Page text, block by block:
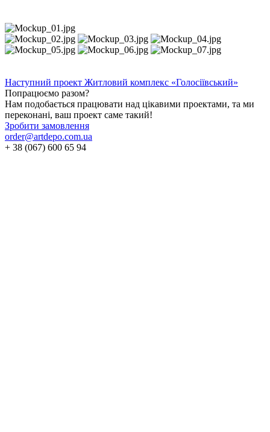
Наступний проект Житловий комплекс «Голосіївський»
Попрацюємо разом?
Нам подобається працювати над цікавими проектами, та ми
переконані, ваш проект саме такий!
Зробити замовлення
order@artdepo.com.ua
+ 38 (067) 600 65 94